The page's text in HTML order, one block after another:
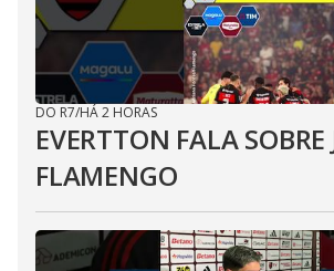
DO R7/HÁ 2 HORAS
EVERTTON FALA SOBRE
FLAMENGO